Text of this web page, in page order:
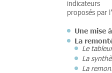
indicateurs
proposés par
Une mise
La
Le
La
La